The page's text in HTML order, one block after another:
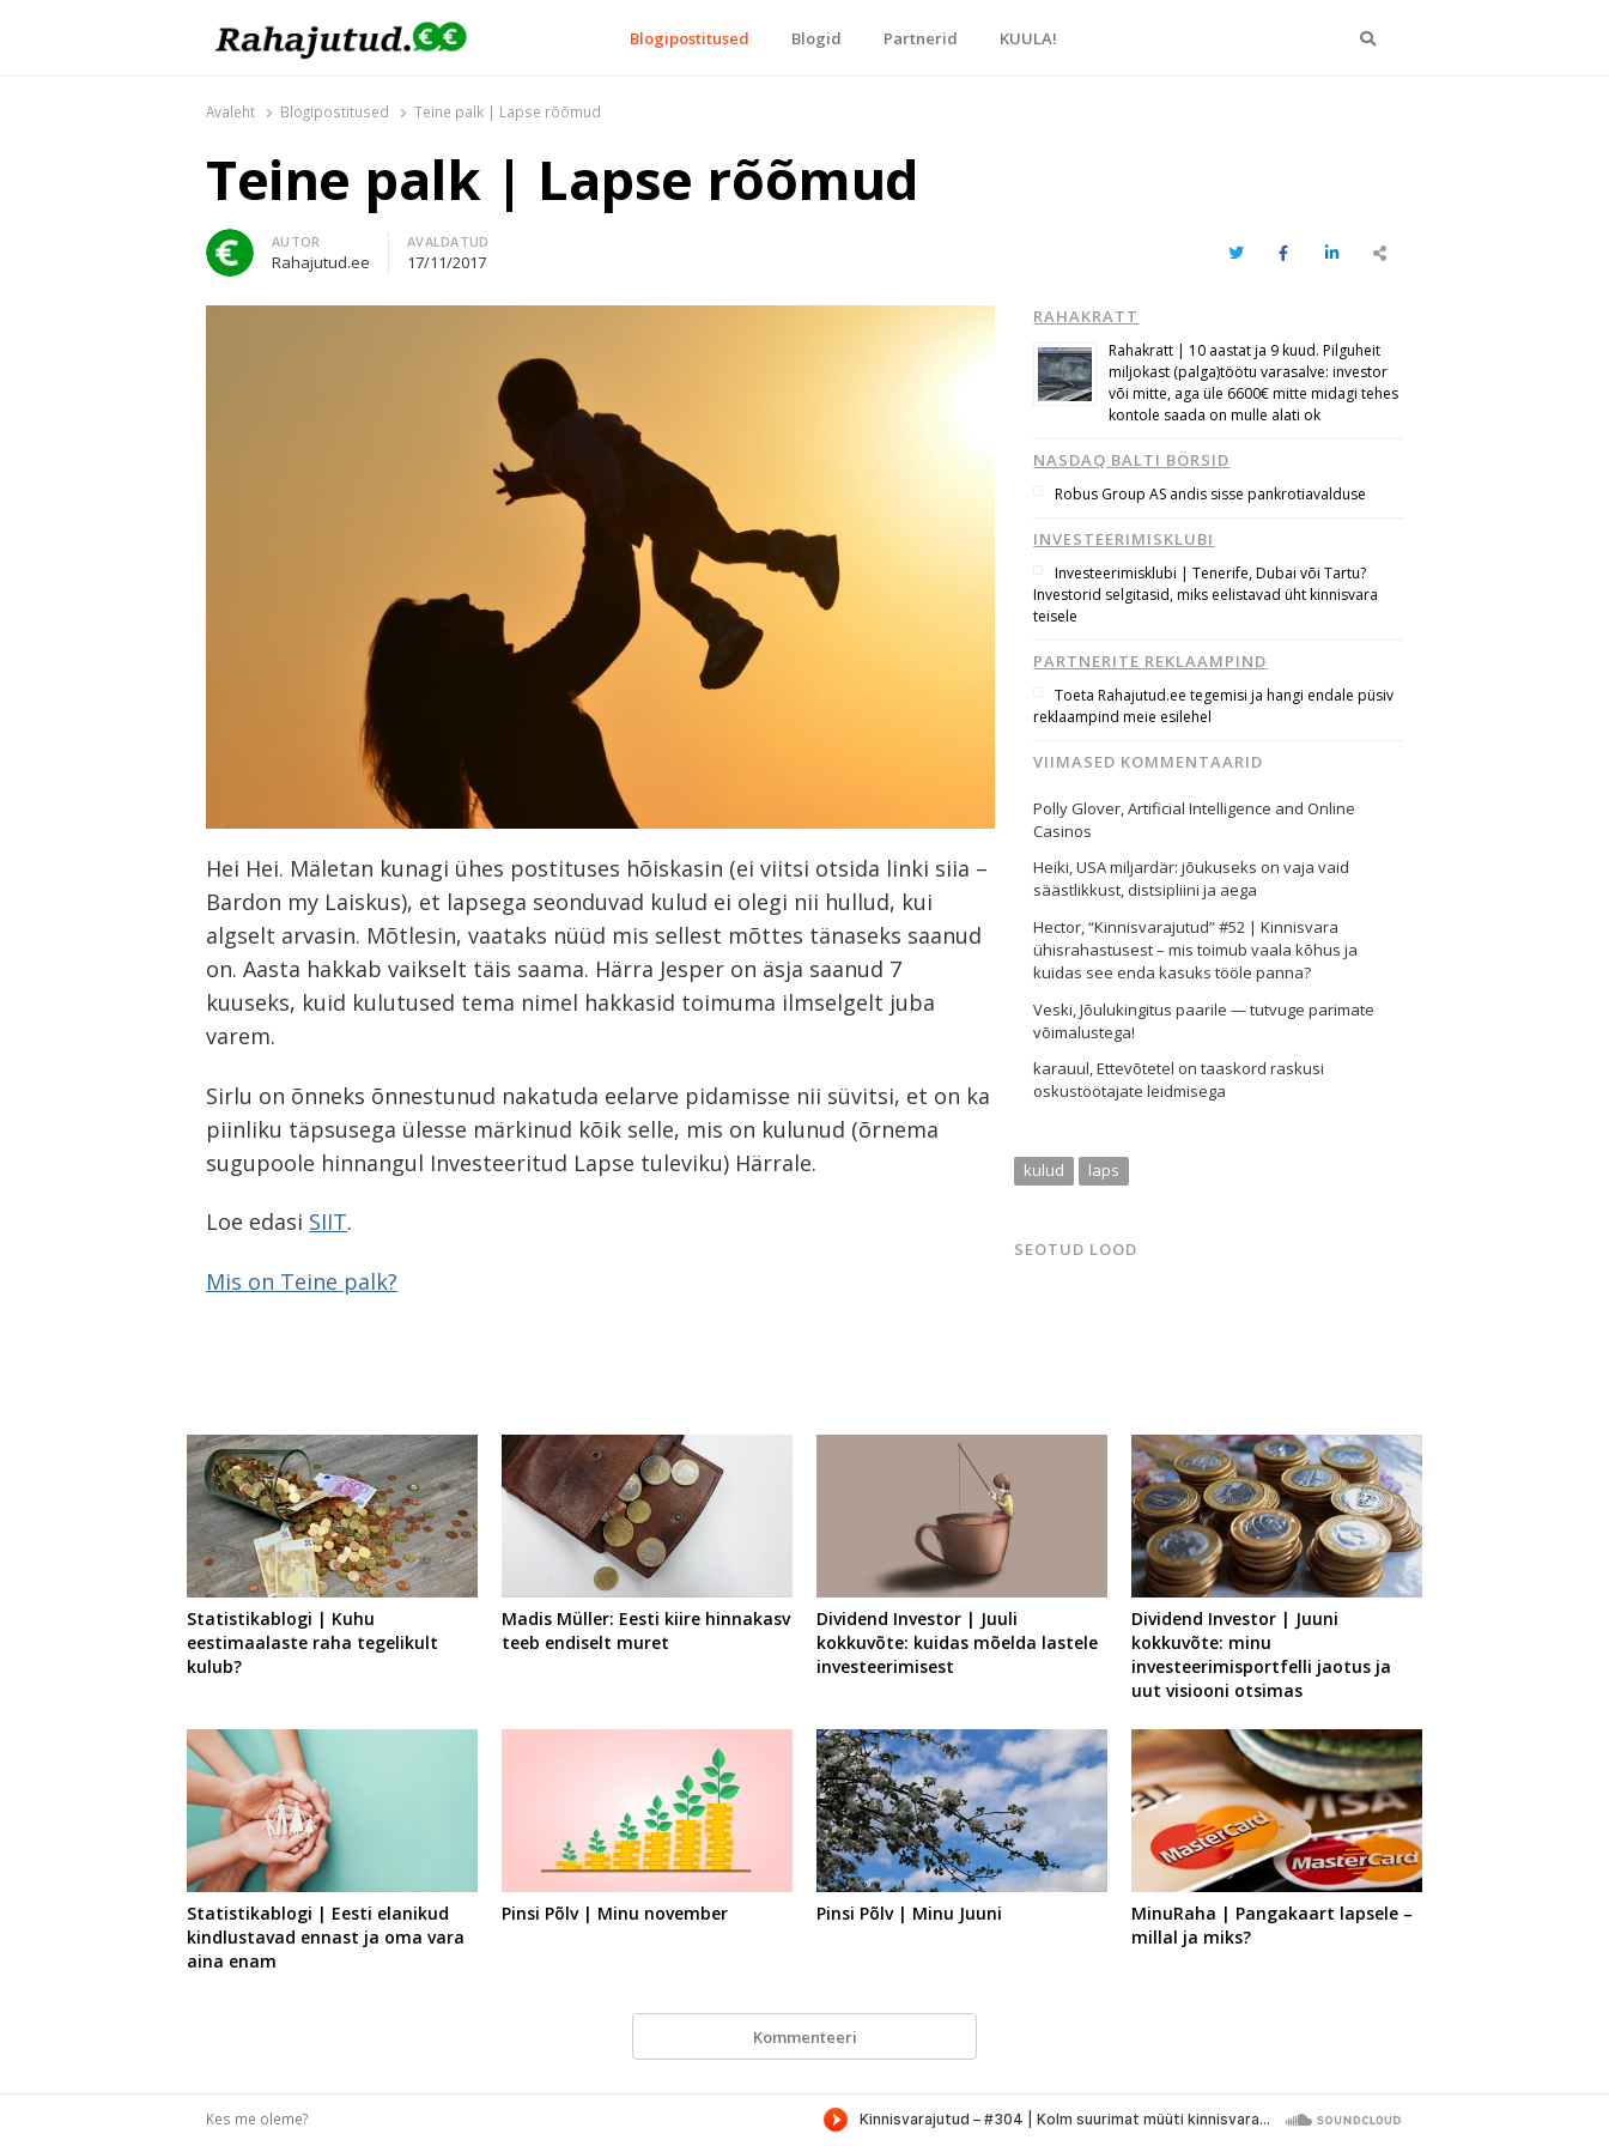
Blogipostitused Blogid Partnerid KUULA!
Avaleht Blogipostitused Teine palk | Lapse rõõmud
Teine palk | Lapse rõõmud
Author
AUTOR
Rahajutud.ee
AVALDATUD
17/11/2017 TwitterFacebookLinkedInShare
Hei Hei. Mäletan kunagi ühes postituses hõiskasin (ei viitsi otsida linki siia –
Bardon my Laiskus), et lapsega seonduvad kulud ei olegi nii hullud, kui
algselt arvasin. Mõtlesin, vaataks nüüd mis sellest mõttes tänaseks saanud
on. Aasta hakkab vaikselt täis saama. Härra Jesper on äsja saanud 7
kuuseks, kuid kulutused tema nimel hakkasid toimuma ilmselgelt juba
varem.
Sirlu on õnneks õnnestunud nakatuda eelarve pidamisse nii süvitsi, et on ka
piinliku täpsusega ülesse märkinud kõik selle, mis on kulunud (õrnema
sugupoole hinnangul Investeeritud Lapse tuleviku) Härrale.
Loe edasi SIIT.
Mis on Teine palk?
RAHAKRATT
Rahakratt | 10 aastat ja 9 kuud. Pilguheit
miljokast (palga)töötu varasalve: investor
või mitte, aga üle 6600€ mitte midagi tehes
kontole saada on mulle alati ok
NASDAQ BALTI BÖRSID
Robus Group AS andis sisse pankrotiavalduse
INVESTEERIMISKLUBI
Investeerimisklubi | Tenerife, Dubai või Tartu?
Investorid selgitasid, miks eelistavad üht kinnisvara
teisele
PARTNERITE REKLAAMPIND
Toeta Rahajutud.ee tegemisi ja hangi endale püsiv
reklaampind meie esilehel
VIIMASED KOMMENTAARID
Polly Glover ,Artificial Intelligence and Online
Casinos
Heiki,USA miljardär: jõukuseks on vaja vaid
säästlikkust, distsipliini ja aega
Hector,“Kinnisvarajutud” #52 | Kinnisvara
ühisrahastusest – mis toimub vaala kõhus ja
kuidas see enda kasuks tööle panna?
Veski,Jõulukingitus paarile — tutvuge parimate
võimalustega!
karauul,Ettevõtetel on taaskord raskusi
oskustöötajate leidmisega
kulud laps
SEOTUD LOOD
Statistikablogi | Kuhu
eestimaalaste raha tegelikult
kulub?
Madis Müller: Eesti kiire hinnakasv
teeb endiselt muret
Dividend Investor | Juuli
kokkuvõte: kuidas mõelda lastele
investeerimisest
Dividend Investor | Juuni
kokkuvõte: minu
investeerimisportfelli jaotus ja
uut visiooni otsimas
Statistikablogi | Eesti elanikud
kindlustavad ennast ja oma vara
aina enam
Pinsi Põlv | Minu november Pinsi Põlv | Minu Juuni
MinuRaha | Pangakaart lapsele –
millal ja miks?
Kommenteeri
Kes me oleme?